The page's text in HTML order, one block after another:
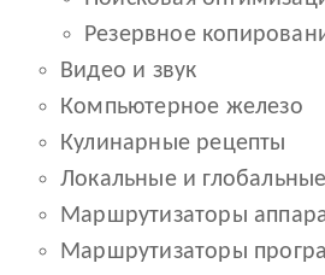
Резервное
Видео и звук
Компьютерное железо
Кулинарные рецепты
Локальные и
Маршрутизаторы
Маршрутизаторы